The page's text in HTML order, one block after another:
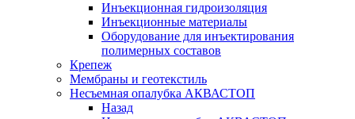
Инъекционная гидроизоляция
Инъекционные материалы
Оборудование для инъектирования
полимерных составов
Крепеж
Мембраны и геотекстиль
Несъемная опалубка АКВАСТОП
Назад